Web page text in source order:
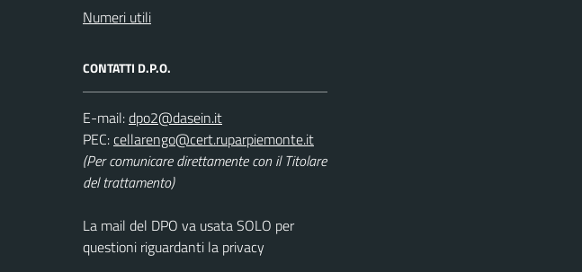
Numeri utili
CONTATTI D.P.O.
E-mail:
PEC:
(Per comunicare direttamente con il Titolare
del trattamento)
La mail del DPO va usata SOLO per
questioni riguardanti la privacy